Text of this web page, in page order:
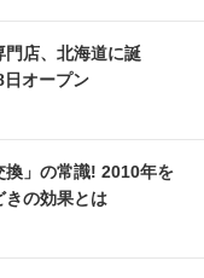
門店、北海道に誕
日オープン
換」の常識! 2010年を
きの効果とは